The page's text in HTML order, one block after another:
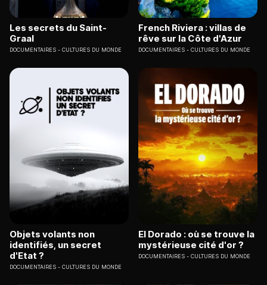
Les secrets du Saint-
Graal
DOCUMENTAIRES CULTURES DU MONDE
French Riviera : villas de
rêve sur la Côte d'Azur
DOCUMENTAIRES CULTURES DU MONDE
Objets volants non
identifiés, un secret
d'Etat ?
DOCUMENTAIRES CULTURES DU MONDE
El Dorado : où se trouve la
mystérieuse cité d'or ?
DOCUMENTAIRES CULTURES DU MONDE